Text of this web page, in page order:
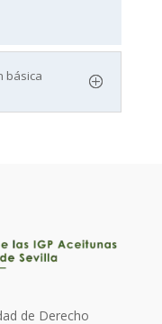
básica
de Derecho